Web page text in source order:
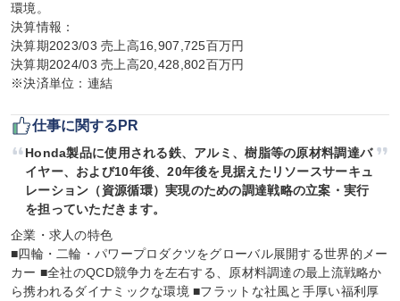
環境。
決算情報：
決算期2023/03 売上高16,907,725百万円
決算期2024/03 売上高20,428,802百万円
※決済単位：連結
仕事に関するPR
Honda製品に使用される鉄、アルミ、樹脂等の原材料調達バ
イヤー、および10年後、20年後を見据えたリソースサーキュ
レーション（資源循環）実現のための調達戦略の立案・実行
を担っていただきます。
企業・求人の特色
■四輪・二輪・パワープロダクツをグローバル展開する世界的メー
カー ■全社のQCD競争力を左右する、原材料調達の最上流戦略か
ら携われるダイナミックな環境 ■フラットな社風と手厚い福利厚